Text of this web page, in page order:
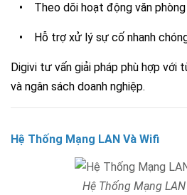
• Theo dõi hoạt động văn phòng
• Hỗ trợ xử lý sự cố nhanh
Digivi tư vấn giải pháp phù hợp với
và ngân sách doanh nghiệp.
Hệ Thống Mạng LAN Và Wifi
Hệ Thống Mạng